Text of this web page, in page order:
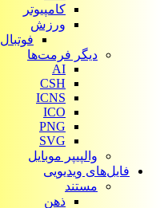
کامپیوتر
ورزش
فوتبال
دیگر فرمت‌ها
AI
CSH
ICNS
ICO
PNG
SVG
والپیپر موبایل
فایل‌های ویدیویی
مستند
ذهن